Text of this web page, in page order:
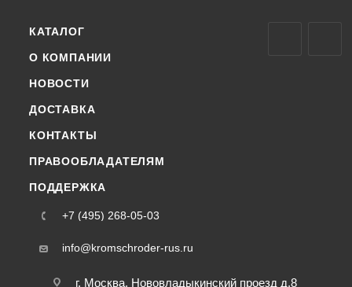
КАТАЛОГ
О КОМПАНИИ
НОВОСТИ
ДОСТАВКА
КОНТАКТЫ
ПРАВООБЛАДАТЕЛЯМ
ПОДДЕРЖКА
+7 (495) 268-05-03
info@kromschroder-rus.ru
г. Москва, Нововладыкинский проезд д.8